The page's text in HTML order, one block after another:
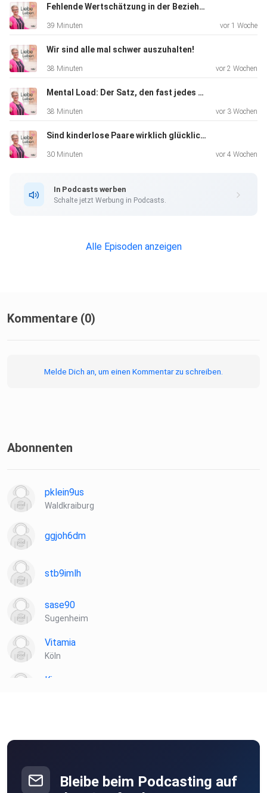
Fehlende Wertschätzung in der Beziehung
39 Minuten vor 1 Woche
Wir sind alle mal schwer auszuhalten!
38 Minuten vor 2 Wochen
Mental Load: Der Satz, den fast jedes Paar kennt
38 Minuten vor 3 Wochen
Sind kinderlose Paare wirklich glücklicher? Was Studien sagen...
30 Minuten vor 4 Wochen
In Podcasts werben
Schalte jetzt Werbung in Podcasts.
Alle Episoden anzeigen
Kommentare (0)
Melde Dich an, um einen Kommentar zu schreiben.
Abonnenten
pklein9us
Waldkraiburg
ggjoh6dm
stb9imlh
sase90
Sugenheim
Vitamia
Köln
Kiannn
Weil der Stadt
Bleibe beim Podcasting auf